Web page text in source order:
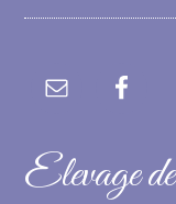
Elevage